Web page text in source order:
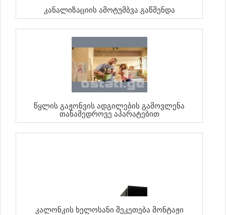
Კანალიზაციის Ამოტუმბვა Გაწმენდა
Წყლის Გაჟონვის Ადგილების Გამოვლენა
Თანამედროვე Აპარატებით
Კალონკის Ხელოსანი Შეკეთება Მონტაჟი